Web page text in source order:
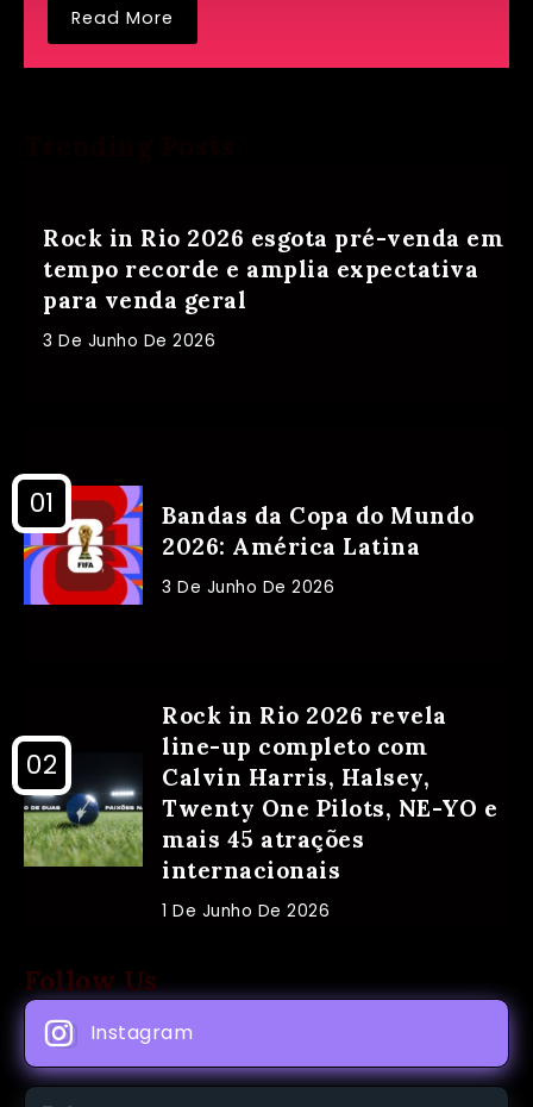
Read More
Rock in Rio 2026 esgota pré-venda em
tempo recorde e amplia expectativa
para venda geral
3 De Junho De 2026
Bandas da Copa do Mundo
2026: América Latina
3 De Junho De 2026
Rock in Rio 2026 revela
line-up completo com
Calvin Harris, Halsey,
Twenty One Pilots, NE-YO e
mais 45 atrações
internacionais
1 De Junho De 2026
Follow Us
Instagram